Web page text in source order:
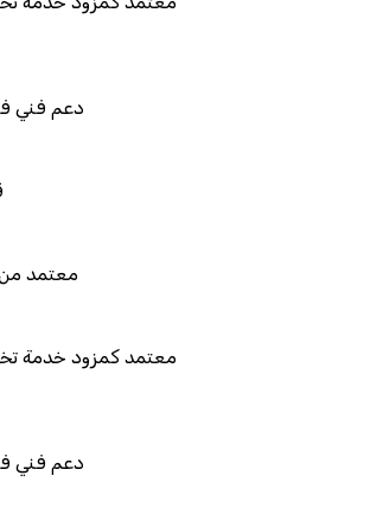
دعم فني في استيراد بيانات نظامك
قابل للربط والتخصيص
معتمد من هيئة الزكاة والضريبة
معتمد كمزود خدمة تخطيط موارد المؤسسات
دعم فني في استيراد بيانات نظامك